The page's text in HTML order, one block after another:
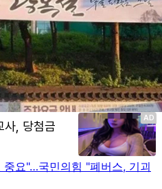
요"…국민의힘 "폐버스, 기괴